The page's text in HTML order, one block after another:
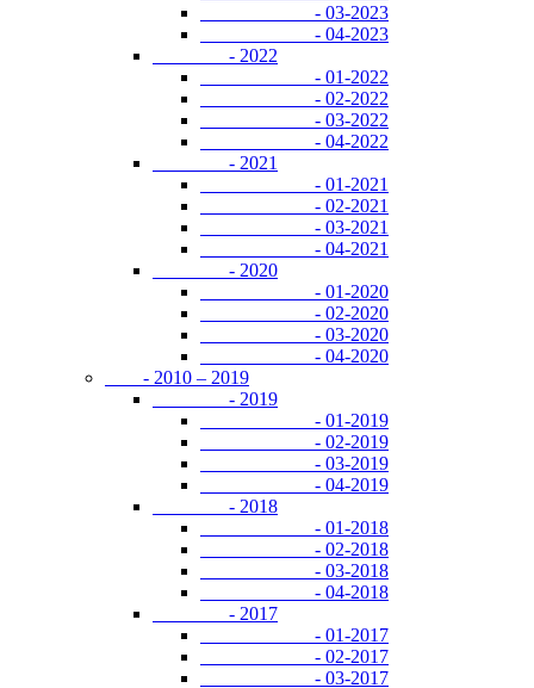
- 03-2023
- 04-2023
- 2022
- 01-2022
- 02-2022
- 03-2022
- 04-2022
- 2021
- 01-2021
- 02-2021
- 03-2021
- 04-2021
- 2020
- 01-2020
- 02-2020
- 03-2020
- 04-2020
- 2010 – 2019
- 2019
- 01-2019
- 02-2019
- 03-2019
- 04-2019
- 2018
- 01-2018
- 02-2018
- 03-2018
- 04-2018
- 2017
- 01-2017
- 02-2017
- 03-2017